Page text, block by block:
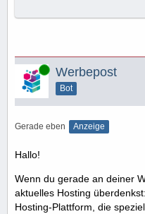
Online Werbepost
Bot
Gerade eben Anzeige
Hallo!
Wenn du gerade an deiner
aktuelles Hosting
Hosting-Plattform, die